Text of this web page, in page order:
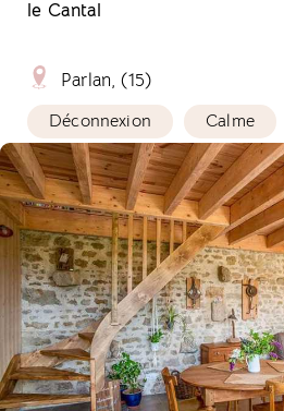
le Cantal
Parlan, (15)
Déconnexion Calme
Écolieu la gataudière pour se
partager